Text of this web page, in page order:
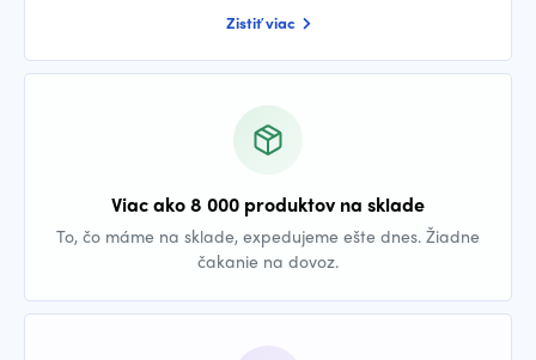
Zistiť viac
Viac ako 8 000 produktov na sklade
To, čo máme na sklade, expedujeme ešte dnes. Žiadne
čakanie na dovoz.